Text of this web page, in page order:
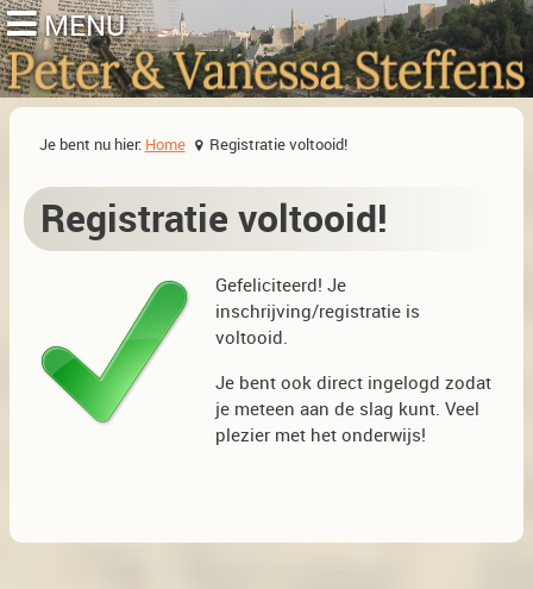
Je bent nu hier: Home Registratie voltooid!
Registratie voltooid!
Gefeliciteerd! Je
inschrijving/registratie is
voltooid.
Je bent ook direct ingelogd zodat
je meteen aan de slag kunt. Veel
plezier met het onderwijs!